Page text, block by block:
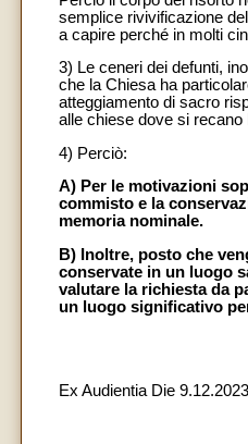
semplice rivivificazione
a capire perché in molti
3) Le ceneri dei defunti,
che la Chiesa ha
atteggiamento di sacro
alle chiese dove si recano
4) Perciò:
A) Per le motivazioni
commisto e la
memoria nominale.
B) Inoltre, posto che
conservate in un luogo
valutare la richiesta da
un luogo significativo
Ex Audientia Die 9.12.2023